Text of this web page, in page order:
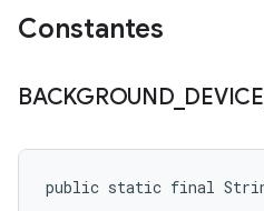
Constantes
BACKGROUND_ DEVICE
public static final String